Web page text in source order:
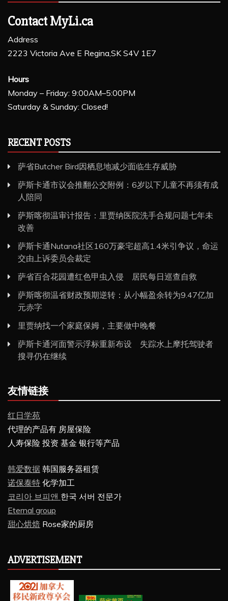
Contact MyLi.ca
Address
2223 Victoria Ave E Regina,SK S4V 1E7
Hours
Monday – Friday: 9:00AM–5:00PM
Saturday & Sunday: Closed!
RECENT POSTS
萨省Butcher Bird因栖息地减少面临生存威胁
萨斯卡通市议会推翻公交附例：6岁以下儿童不再须有成
人陪同
萨斯喀彻温审计报告：里贾纳医院洗手合规问题七年未
改善
萨斯卡通Nutana社区160万豪宅超高1.4米引争议，命运
交由上诉委员会裁定
萨省百合花园遭红色甲虫入侵 居民每日巡查自救
萨斯喀彻温省财政预期逆转：从小幅盈余转为9.47亿加
元赤字
里贾纳找一个家庭保姆，主要做中晚餐
萨斯卡通河面警示浮标重新布设 失踪水上摩托驾驶者
搜寻仍在继续
友情链接
红日学苑
代理的产品有 房屋保险
人寿保险 投资 基金 银行等产品
韩爱数据 韩国服务器租赁
诺保泰特 化学加工
코리아 브피앤 한국 서버 전문가
Eternal group
甜心烘焙 Rose家的厨房
ADVERTISEMENT